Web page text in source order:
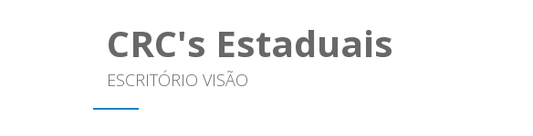
CRC's Estaduais
ESCRITÓRIO VISÃO